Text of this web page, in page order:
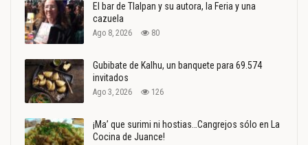
El bar de Tlalpan y su autora, la Feria y una
cazuela
Ago 8, 2026 80
Gubibate de Kalhu, un banquete para 69.574
invitados
Ago 3, 2026 126
¡Ma’ que surimi ni hostias…Cangrejos sólo en La
Cocina de Juance!